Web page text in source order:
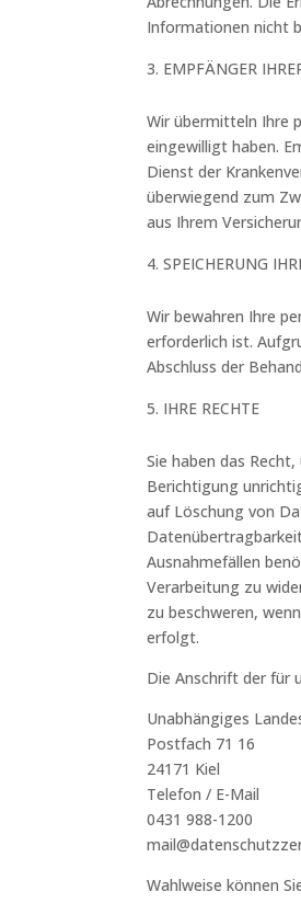
Informationen nicht
EMPFÄNGER
Wir übermitteln Ihre
eingewilligt haben.
Dienst der
überwiegend zum
aus Ihrem
SPEICHERUNG
Wir bewahren Ihre
erforderlich ist.
Abschluss der
IHRE RECHTE
Sie haben das
Berichtigung
auf Löschung von
Ausnahmefällen
Verarbeitung zu
zu beschweren,
erfolgt.
Die Anschrift der für
Unabhängiges
Postfach 71 16
24171 Kiel
Telefon / E-Mail
0431 988-1200
Wahlweise können